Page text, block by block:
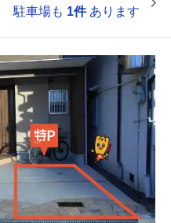
駐車場も 1件あります